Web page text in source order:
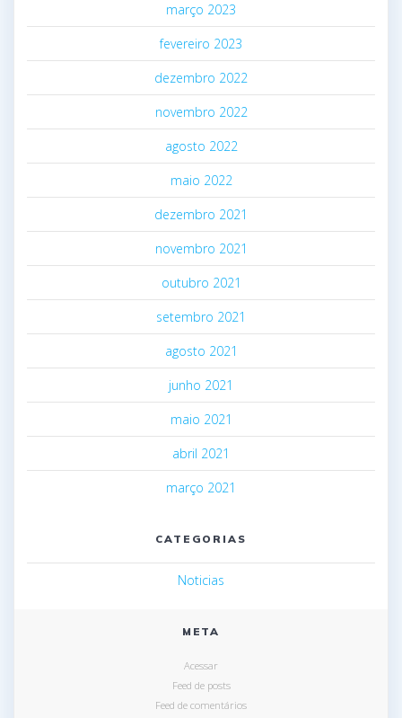
março 2023
fevereiro 2023
dezembro 2022
novembro 2022
agosto 2022
maio 2022
dezembro 2021
novembro 2021
outubro 2021
setembro 2021
agosto 2021
junho 2021
maio 2021
abril 2021
março 2021
CATEGORIAS
Noticias
META
Acessar
Feed de posts
Feed de comentários